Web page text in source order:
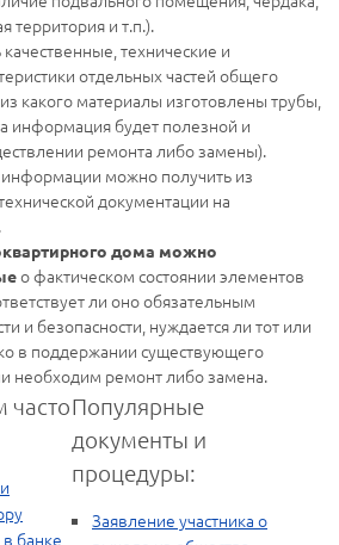
территория и т.п.).
технические и
отдельных частей общего
какого материалы изготовлены трубы,
информация будет полезной и
ремонта либо замены).
можно получить из
документации на
дома можно
о фактическом состоянии элементов
ли оно обязательным
и безопасности, нуждается ли тот или
в поддержании существующего
необходим ремонт либо замена.
часто
банке
Популярные
документы и
процедуры:
Заявление участника о